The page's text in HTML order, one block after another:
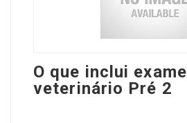
O que inclui exame
veterinário Pré 2